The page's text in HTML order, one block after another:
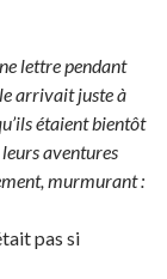
lettre pendant
arrivait juste à
étaient bientôt
aventures
murmurant :
pas si